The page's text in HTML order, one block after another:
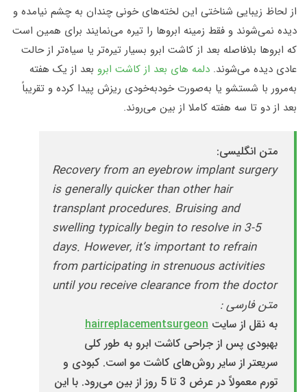
از لحاظ زیبایی شناختی این لخته‌های خونی چندان به چشم نیامده و
دیده نمی‌شوند و فقط زمینه ابروها را تیره می‌نمایند برای همین است
که ابروها بلافاصله بعد از کاشت ابرو بسیار تیره‌تر یا سیاه‌تر از حالت
عادی دیده می‌شوند. دلمه‌ های بعد از کاشت ابرو بعد از یک هفته
به‌مرور با شستشو یا به‌صورت خودبه‌خودی ریزش پیدا کرده و تقریباً
بعد از دو تا سه هفته کاملا از بین می‌روند.
متن انگلیسی:
Recovery from an eyebrow implant surgery
is generally quicker than other hair
transplant procedures. Bruising and
swelling typically begin to resolve in 3-5
days. However, it’s important to refrain
from participating in strenuous activities
until you receive clearance from the doctor
متن فارسی :
به نقل از سایتhairreplacementsurgeon
بهبودی پس از جراحی کاشت ابرو به طور کلی
سریعتر از سایر روش‌های کاشت مو است. کبودی و
تورم معمولاً در عرض 3 تا 5 روز از بین می‌رود. با این